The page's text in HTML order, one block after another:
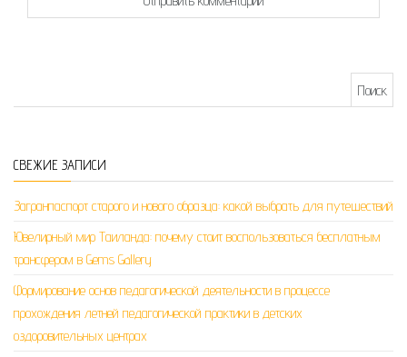
СВЕЖИЕ ЗАПИСИ
Загранпаспорт старого и нового образца: какой выбрать для путешествий
Ювелирный мир Таиланда: почему стоит воспользоваться бесплатным
трансфером в Gems Gallery
Формирование основ педагогической деятельности в процессе
прохождения летней педагогической практики в детских
оздоровительных центрах